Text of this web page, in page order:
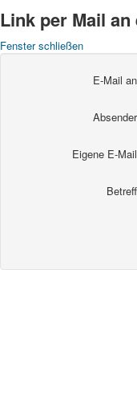
Link per Mail
Fenster schließen
E-Mail an
Absender
Eigene E-Mail
Betreff